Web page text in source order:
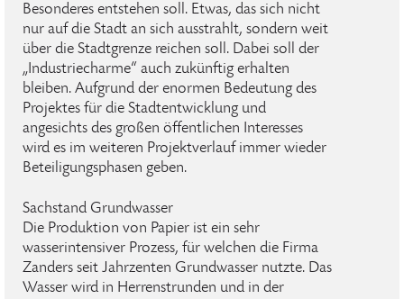
Besonderes entstehen soll. Etwas, das sich nicht
nur auf die Stadt an sich ausstrahlt, sondern weit
über die Stadtgrenze reichen soll. Dabei soll der
„Industriecharme“ auch zukünftig erhalten
bleiben. Aufgrund der enormen Bedeutung des
Projektes für die Stadtentwicklung und
angesichts des großen öffentlichen Interesses
wird es im weiteren Projektverlauf immer wieder
Beteiligungsphasen geben.
Sachstand Grundwasser
Die Produktion von Papier ist ein sehr
wasserintensiver Prozess, für welchen die Firma
Zanders seit Jahrzenten Grundwasser nutzte. Das
Wasser wird in Herrenstrunden und in der